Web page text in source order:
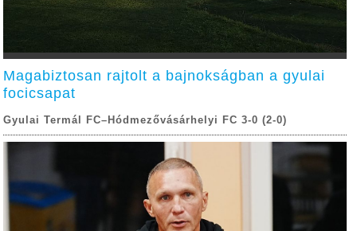
Magabiztosan rajtolt a bajnokságban a gyulai
focicsapat
Gyulai Termál FC–Hódmezővásárhelyi FC 3-0 (2-0)